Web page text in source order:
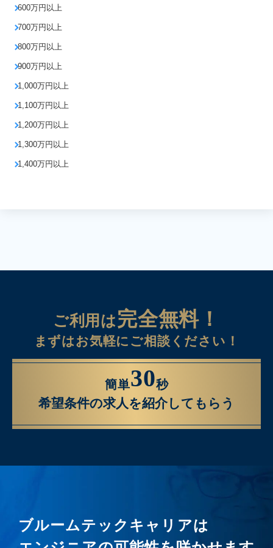
600万円以上
700万円以上
800万円以上
900万円以上
1,000万円以上
1,100万円以上
1,200万円以上
1,300万円以上
1,400万円以上
ご利用は完全無料！
まずはお気軽にご相談ください！
簡単30秒
希望条件の求人を紹介してもらう
ブルームテックキャリアは